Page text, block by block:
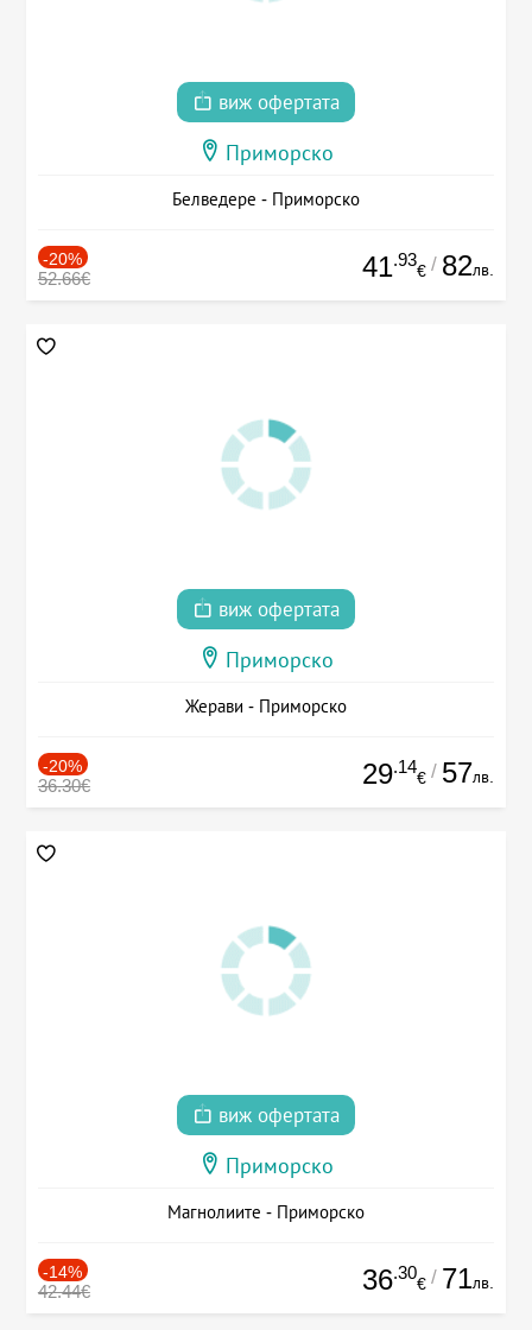
виж офертата
Приморско
Белведере - Приморско
-20%
52.66€ 41.93
€ / 82лв.
виж офертата
Приморско
Жерави - Приморско
-20%
36.30€ 29.14
€ / 57лв.
виж офертата
Приморско
Магнолиите - Приморско
-14%
42.44€ 36.30
€ / 71лв.